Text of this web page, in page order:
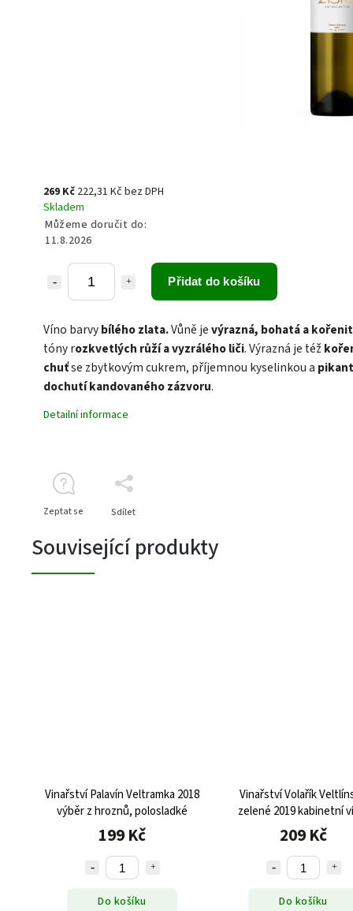
269 Kč 222,31 Kč bez DPH
Skladem
Můžeme doručit do:
11.8.2026
Přidat do košíku
Víno barvybílého zlata.Vůně jevýrazná, bohatá a
tóny rozkvetlých růží a vyzrálého liči. Výrazná je též
chuťse zbytkovým cukrem, příjemnou kyselinkou a
dochutí kandovaného zázvoru.
Detailní informace
Zeptat se Sdílet
Související produkty
Vinařství Palavín Veltramka 2018
výběr z hroznů, polosladké
199 Kč
Do košíku
Vinařství Volařík
zelené 2019 kabinetní
suché
209 Kč
Do košíku